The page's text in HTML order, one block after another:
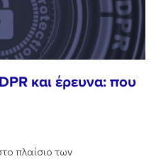
και έρευνα: που
πλαίσιο των